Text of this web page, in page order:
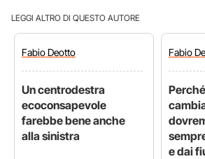
LEGGI ALTRO DI QUESTO AUTORE
FabioDeotto
Un centrodestra
ecoconsapevole
farebbe bene anche
alla sinistra
Fabio
e dai